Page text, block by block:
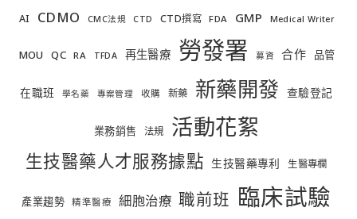
AI CDMO CMC法規 CTD CTD撰寫 FDA GMP Medical Writer
MOU QC RA TFDA 再生醫療 勞發署 募資 合作 品管
在職班 學名藥 專案管理 收購 新藥 新藥開發 查驗登記
業務銷售 法規 活動花絮
生技醫藥人才服務據點 生技醫藥專利 生醫專欄
產業趨勢 精準醫療 細胞治療 職前班 臨床試驗